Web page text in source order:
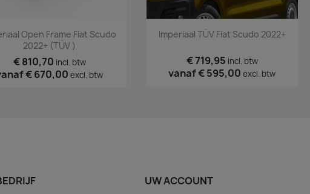
Snel bekijken
Open Frame Fiat Scudo
2022+ (TÜV )
€ 810,70 incl. btw
€ 670,00 excl. btw
Snel bekijken
Imperiaal TÜV Fiat Scudo 2022+
€ 719,95 incl. btw
vanaf€ 595,00 excl. btw
UW ACCOUNT